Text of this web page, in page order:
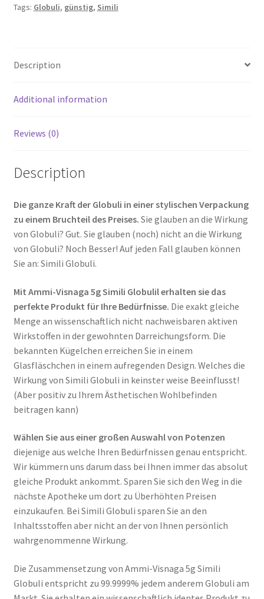
Tags: Globuli, günstig, Simili
Description
Additional information
Reviews (0)
Description
Die ganze Kraft der Globuli in einer stylischen Verpackung
zu einem Bruchteil des Preises. Sie glauben an die Wirkung
von Globuli? Gut. Sie glauben (noch) nicht an die Wirkung
von Globuli? Noch Besser! Auf jeden Fall glauben können
Sie an: Simili Globuli.
Mit Ammi-Visnaga 5g Simili Globulil erhalten sie das
perfekte Produkt für Ihre Bedürfnisse. Die exakt gleiche
Menge an wissenschaftlich nicht nachweisbaren aktiven
Wirkstoffen in der gewohnten Darreichungsform. Die
bekannten Kügelchen erreichen Sie in einem
Glasfläschchen in einem aufregenden Design. Welches die
Wirkung von Simili Globuli in keinster weise Beeinflusst!
(Aber positiv zu Ihrem Ästhetischen Wohlbefinden
beitragen kann)
Wählen Sie aus einer großen Auswahl von Potenzen
diejenige aus welche Ihren Bedürfnissen genau entspricht.
Wir kümmern uns darum dass bei Ihnen immer das absolut
gleiche Produkt ankommt. Sparen Sie sich den Weg in die
nächste Apotheke um dort zu Überhöhten Preisen
einzukaufen. Bei Simili Globuli sparen Sie an den
Inhaltsstoffen aber nicht an der von Ihnen persönlich
wahrgenommenne Wirkung.
Die Zusammensetzung von Ammi-Visnaga 5g Simili
Globuli entspricht zu 99.9999% jedem anderem Globuli am